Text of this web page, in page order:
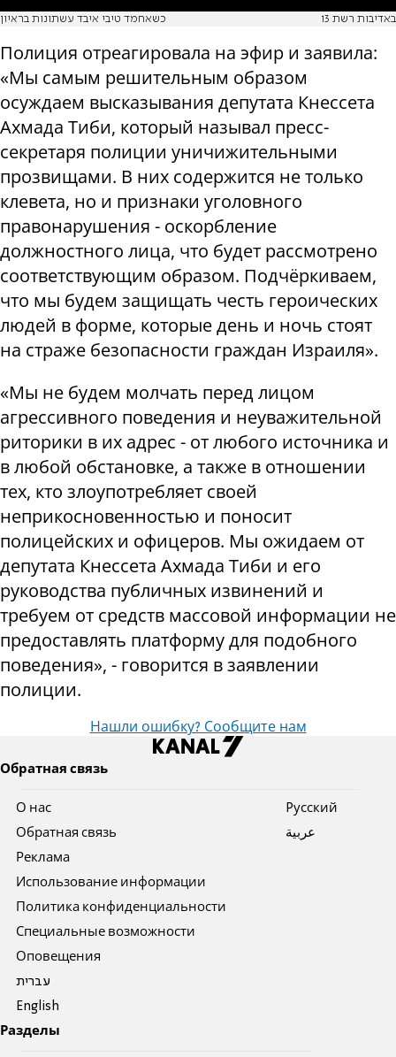
כשאחמד טיבי איבד עשתונות בראיון באדיבות רשת 13
Полиция отреагировала на эфир и заявила:
«Мы самым решительным образом
осуждаем высказывания депутата Кнессета
Ахмада Тиби, который называл пресс-
секретаря полиции уничижительными
прозвищами. В них содержится не только
клевета, но и признаки уголовного
правонарушения - оскорбление
должностного лица, что будет рассмотрено
соответствующим образом. Подчёркиваем,
что мы будем защищать честь героических
людей в форме, которые день и ночь стоят
на страже безопасности граждан Израиля».
«Мы не будем молчать перед лицом
агрессивного поведения и неуважительной
риторики в их адрес - от любого источника и
в любой обстановке, а также в отношении
тех, кто злоупотребляет своей
неприкосновенностью и поносит
полицейских и офицеров. Мы ожидаем от
депутата Кнессета Ахмада Тиби и его
руководства публичных извинений и
требуем от средств массовой информации не
предоставлять платформу для подобного
поведения», - говорится в заявлении
полиции.
Нашли ошибку? Сообщите нам
Обратная связь
О нас
Обратная связь
Реклама
Использование информации
Политика конфиденциальности
Специальные возможности
Оповещения
עברית
English
Pусский
عربية
Разделы